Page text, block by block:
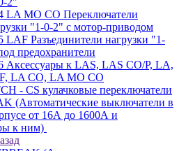
LA MO CO Переключатели
"1-0-2" с мотор-приводом
LAF Разъединители нагрузки "1-
предохранители
Аксессуары к LAS, LAS CO/P, LA,
LA CO, LA MO CO
- CS кулачковые переключатели
(Автоматические выключатели в
от 16А до 1600А и
к ним)